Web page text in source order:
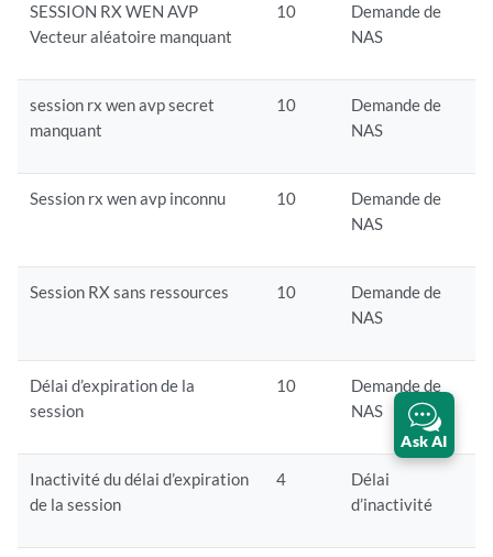
SESSION RX WEN AVP
Vecteur aléatoire manquant
10
Demande de
NAS
session rx wen avp secret
manquant
10
Demande de
NAS
Session rx wen avp inconnu 10
Demande de
NAS
Session RX sans ressources 10
Demande de
NAS
Délai d’expiration de la
session
10
Demande de
NAS
Inactivité du délai d’expiration
de la session
4
Délai
d’inactivité
Ask AI